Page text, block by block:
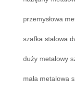
przemysłowa
szafka stalowa
duży metalowy
mała metalowa